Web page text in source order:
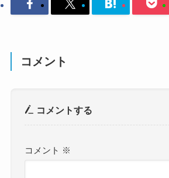
コメント
コメントする
コメント ※